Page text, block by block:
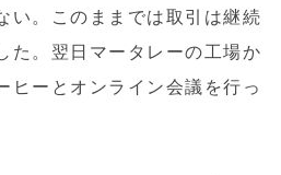
い。このままでは取引は継続
た。翌日マータレーの工場か
ヒーとオンライン会議を行っ